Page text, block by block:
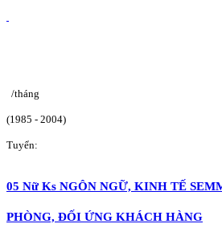
/tháng
(1985 - 2004)
Tuyển:
05 Nữ Ks NGÔN NGỮ, KINH TẾ
PHÒNG, ĐỐI ỨNG KHÁCH HÀNG